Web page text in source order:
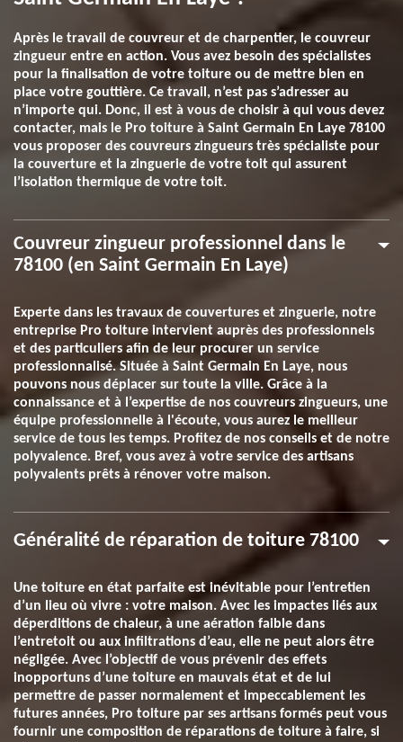
Après le travail de couvreur et de charpentier, le couvreur
zingueur entre en action. Vous avez besoin des spécialistes
pour la finalisation de votre toiture ou de mettre bien en
place votre gouttière. Ce travail, n’est pas s’adresser au
n’importe qui. Donc, il est à vous de choisir à qui vous devez
contacter, mais le Pro toiture à Saint Germain En Laye 78100
vous proposer des couvreurs zingueurs très spécialiste pour
la couverture et la zinguerie de votre toit qui assurent
l’isolation thermique de votre toit.
Couvreur zingueur professionnel dans le
78100 (en Saint Germain En Laye)
Experte dans les travaux de couvertures et zinguerie, notre
entreprise Pro toiture intervient auprès des professionnels
et des particuliers afin de leur procurer un service
professionnalisé. Située à Saint Germain En Laye, nous
pouvons nous déplacer sur toute la ville. Grâce à la
connaissance et à l’expertise de nos couvreurs zingueurs, une
équipe professionnelle à l'écoute, vous aurez le meilleur
service de tous les temps. Profitez de nos conseils et de notre
polyvalence. Bref, vous avez à votre service des artisans
polyvalents prêts à rénover votre maison.
Généralité de réparation de toiture 78100
Une toiture en état parfaite est inévitable pour l’entretien
d’un lieu où vivre : votre maison. Avec les impactes liés aux
déperditions de chaleur, à une aération faible dans
l’entretoit ou aux infiltrations d’eau, elle ne peut alors être
négligée. Avec l’objectif de vous prévenir des effets
inopportuns d’une toiture en mauvais état et de lui
permettre de passer normalement et impeccablement les
futures années, Pro toiture par ses artisans formés peut vous
fournir une composition de réparations de toiture à faire, si